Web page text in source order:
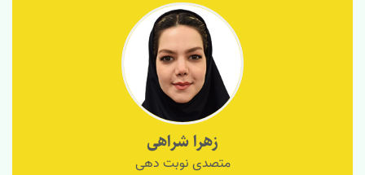
زهرا شراهی
متصدی نوبت دهی